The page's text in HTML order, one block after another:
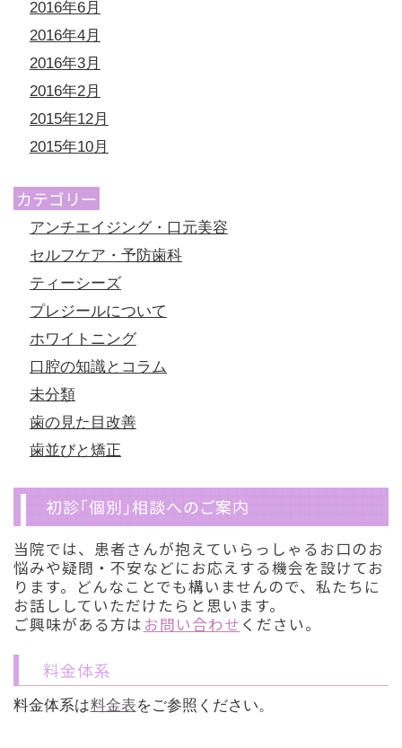
2016年6月
2016年4月
2016年3月
2016年2月
2015年12月
2015年10月
カテゴリー
アンチエイジング・口元美容
セルフケア・予防歯科
ティーシーズ
プレジールについて
ホワイトニング
口腔の知識とコラム
未分類
歯の見た目改善
歯並びと矯正
初診「個別」相談へのご案内
当院では、患者さんが抱えていらっしゃるお口のお
悩みや疑問・不安などにお応えする機会を設けてお
ります。どんなことでも構いませんので、私たちに
お話ししていただけたらと思います。
ご興味がある方は お問い合わせ ください。
料金体系
料金体系は料金表をご参照ください。